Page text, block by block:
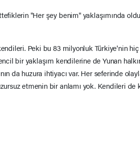
"Her şey benim" yaklaşımında
Peki bu 83 milyonluk Türkiye'nin
bir yaklaşım kendilerine de Yunan
da huzura ihtiyacı var. Her seferinde
etmenin bir anlamı yok. Kendileri de